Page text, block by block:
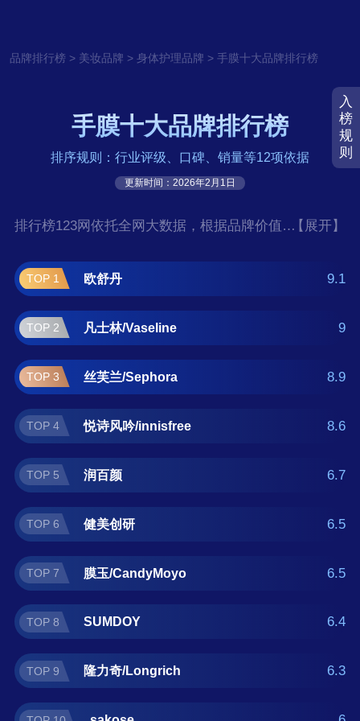
品牌排行榜 > 美妆品牌 > 身体护理品牌 > 手膜十大品牌排行榜
入
榜
规
则
手膜十大品牌排行榜
排序规则：行业评级、口碑、销量等12项依据
更新时间：2026年2月1日
排行榜123网依托全网大数据，根据品牌价值、
行榜,前十名分别是欧舒丹、凡士林/Vaseline、
丝芙兰/Sephora、悦诗风吟/innisfree、润百
颜、健美创研、膜玉/CandyMoyo、
SUMDOY、隆力奇/Longrich、sakose。如果您
正在查找手膜什么牌子好？那么本手膜十大品
牌榜单可供您作为选购参考，我们致力于用最
真实的用户数据推荐口碑最好的手膜品牌，让
您选得放心。(榜单每月更新一次)
【展开】
TOP 1 欧舒丹 9.1
TOP 2 凡士林/Vaseline 9
TOP 3 丝芙兰/Sephora 8.9
TOP 4 悦诗风吟/innisfree 8.6
TOP 5 润百颜 6.7
TOP 6 健美创研 6.5
TOP 7 膜玉/CandyMoyo 6.5
TOP 8 SUMDOY 6.4
TOP 9 隆力奇/Longrich 6.3